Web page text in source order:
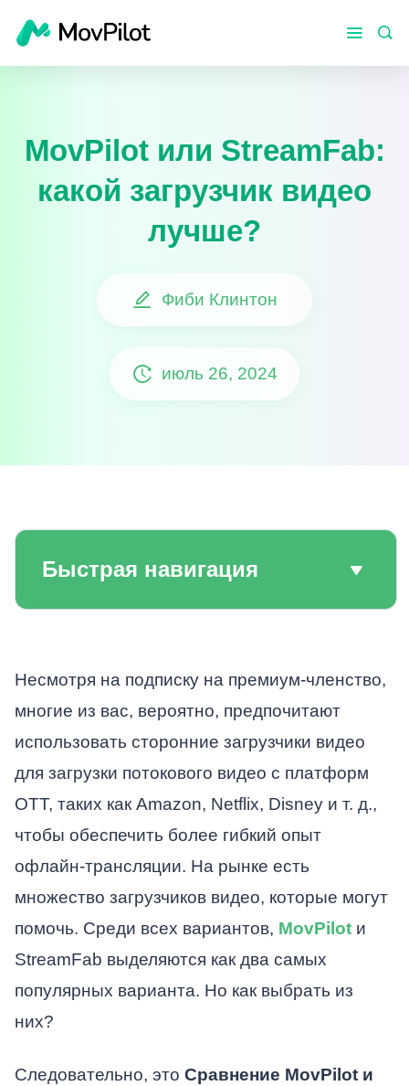
MovPilot или StreamFab:
какой загрузчик видео
лучше?
Фиби Клинтон
июль 26, 2024
Быстрая навигация
Несмотря на подписку на премиум-членство,
многие из вас, вероятно, предпочитают
использовать сторонние загрузчики видео
для загрузки потокового видео с платформ
OTT, таких как Amazon, Netflix, Disney и т. д.,
чтобы обеспечить более гибкий опыт
офлайн-трансляции. На рынке есть
множество загрузчиков видео, которые могут
помочь. Среди всех вариантов, MovPilotи
StreamFab выделяются как два самых
популярных варианта. Но как выбрать из
них?
Следовательно, это Сравнение MovPilot и